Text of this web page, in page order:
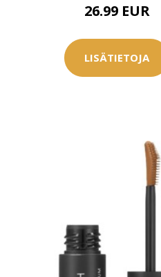
26.99 EUR
LISÄTIETOJA